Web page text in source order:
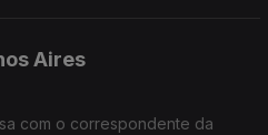
Aires
com o correspondente da